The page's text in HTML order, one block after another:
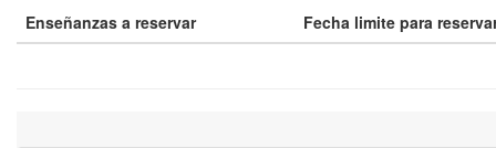
Enseñanzas a reservar Fecha limite para